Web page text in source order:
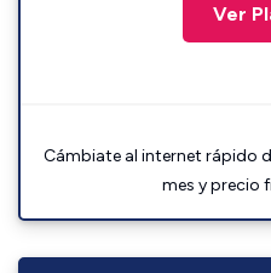
Ver
Cámbiate al internet rápido
mes y precio